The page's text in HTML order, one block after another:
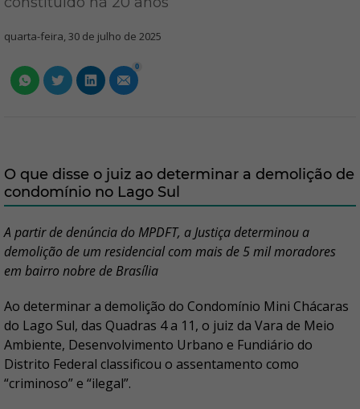
quarta-feira, 30 de julho de 2025
0
O que disse o juiz ao determinar a demolição de
condomínio no Lago Sul
A partir de denúncia do MPDFT, a Justiça determinou a
demolição de um residencial com mais de 5 mil moradores
em bairro nobre de Brasília
Ao determinar a demolição do Condomínio Mini Chácaras
do Lago Sul, das Quadras 4 a 11, o juiz da Vara de Meio
Ambiente, Desenvolvimento Urbano e Fundiário do
Distrito Federal classificou o assentamento como
“criminoso” e “ilegal”.